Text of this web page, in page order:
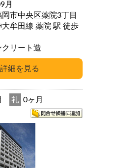
月
市中央区薬院3丁目
田線 薬院 駅 徒歩
リート造
礼 0ヶ月